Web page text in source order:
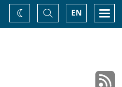
EN
Basculer
la
recherche
Changez
de